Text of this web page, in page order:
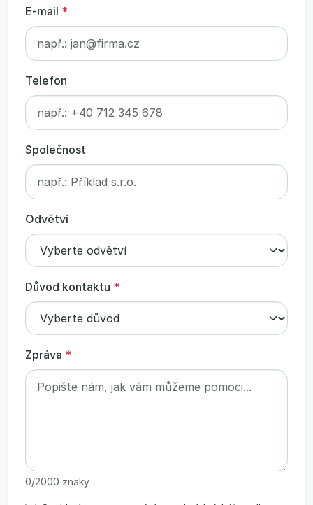
E-mail *
Telefon
Společnost
Odvětví
Důvod kontaktu *
Zpráva *
0/2000 znaky